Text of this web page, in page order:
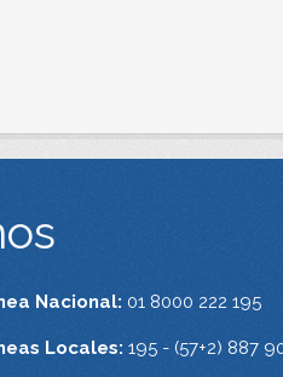
Nacional: 01 8000 222 195
Locales: 195 - (57+2) 887